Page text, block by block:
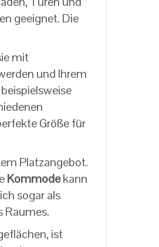
geeignet. Die
mit
und Ihrem
Größe für
Platzangebot.
Kommodekann
sogar als
Raumes.
ist